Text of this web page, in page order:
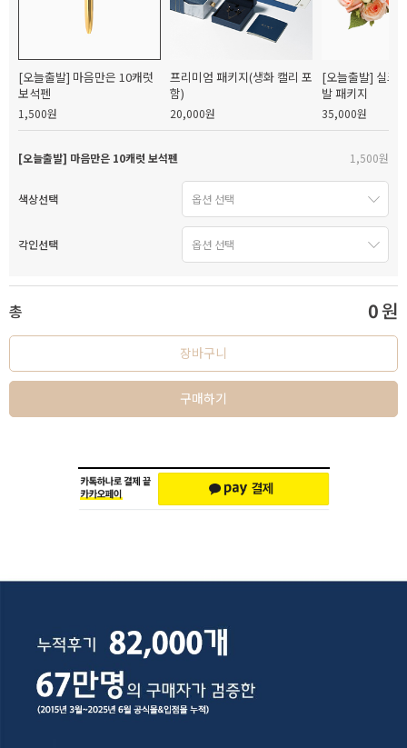
[오늘출발] 마음만은 10캐럿
보석펜
1,500원
프리미엄 패키지(생화 캘리 포
함)
20,000원
[오늘출발] 실크
발 패키지
35,000원
[오늘출발] 마음만은 10캐럿 보석펜 1,500원
색상선택
각인선택
총 0원
장바구니
구매하기